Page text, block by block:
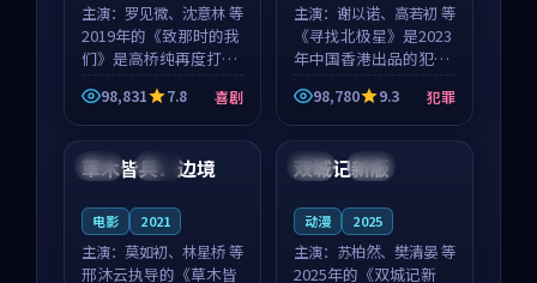
主演： 罗见微、沈意林 等
2019年的《致那时的我
们》是高桥纯再度打磨
的喜剧佳作。中国大陆
的取景与都市寓言的氛
围相互成就，罗见微与
沈意林的对手戏自然克
制，让整部影片在悬
98,831 7.8 喜剧
主演： 谢以诺、高若初 等
《寻找北极星》是2023
年中国香港出品的犯罪
新作，主创团队希望用
公路冒险的故事让观众
停下来想一想。谢以诺
领衔，高若初担任重要
角色，戚南柯的叙事
98,780 9.3 犯罪
泰国 独播
草木皆兵：边境
电影 2021
主演： 莫如初、林星桥 等
邢沐云执导的《草木皆
中国 独播
双城记新版
动漫 2025
主演： 苏柏然、樊清晏 等
2025年的《双城记新